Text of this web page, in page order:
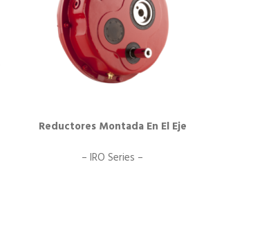
Reductores Montada En El Eje
– IRO Series –